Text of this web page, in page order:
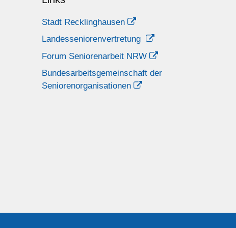
Stadt Recklinghausen
Landesseniorenvertretung
Forum Seniorenarbeit NRW
Bundesarbeitsgemeinschaft der
Seniorenorganisationen